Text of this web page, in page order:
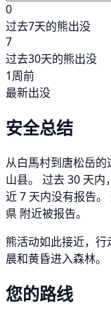
0
过去7天的熊出没
7
过去30天的熊出没
1周前
最新出没
安全总结
从白馬村到唐松岳
山县。 过去 30 天内
近 7 天内没有报告
県 附近被报告。
熊活动如此接近，
晨和黄昏进入森林。
您的路线